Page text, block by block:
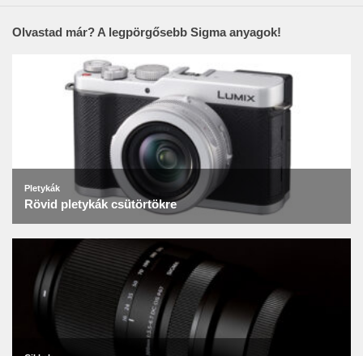
Olvastad már? A legpörgősebb Sigma anyagok!